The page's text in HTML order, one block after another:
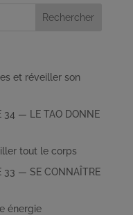
et réveiller son
34 — LE TAO DONNE
tout le corps
33 — SE CONNAÎTRE
énergie